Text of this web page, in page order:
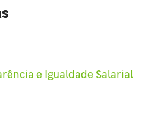
e Igualdade Salarial